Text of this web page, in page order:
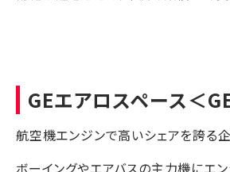
GEエアロスペース＜
航空機エンジンで高いシェアを誇る企
ボーイングやエアバスの主力機にエ